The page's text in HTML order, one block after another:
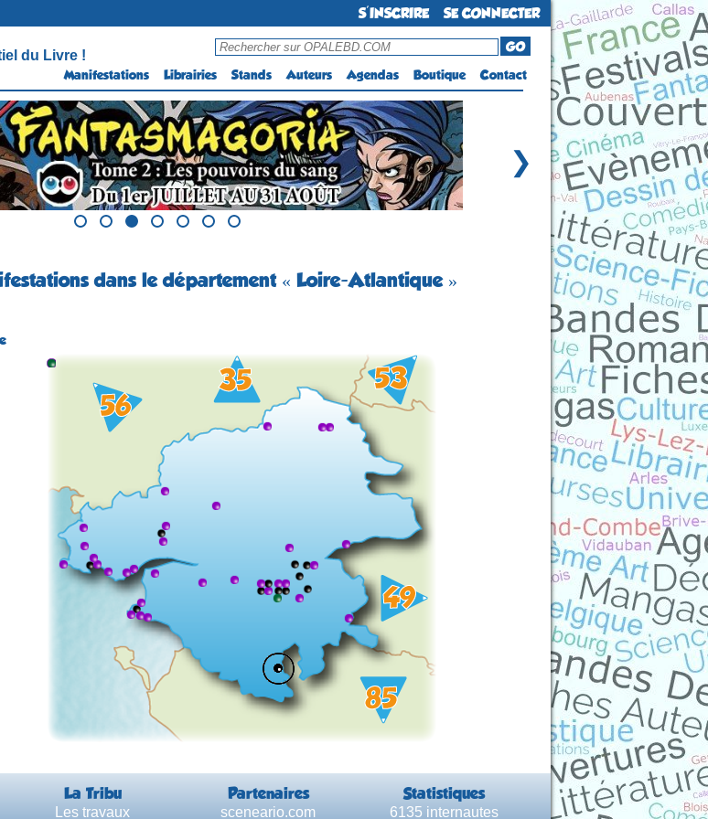
S'INSCRIRE
SE CONNECTER
du Livre !
GO
Manifestations
Librairies Stands Auteurs Agendas Boutique Contact
❯
dans le département « Loire-Atlantique »
La Tribu Partenaires Statistiques
Les travaux sceneario.com 6135 internautes